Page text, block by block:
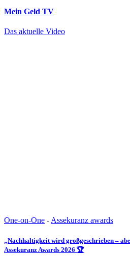
Mein Geld TV
Das aktuelle Video
One-on-One -Assekuranz awards
„Nachhaltigkeit wird großgeschrieben –
Assekuranz Awards 2026 🏆